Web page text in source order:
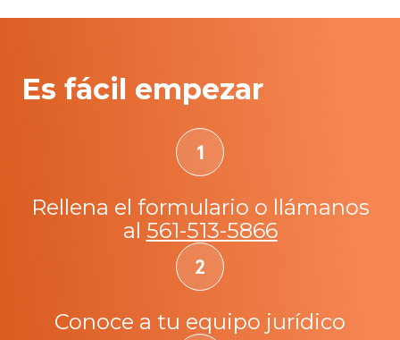
Es fácil empezar
Rellena el formulario o llámanos
al 561-513-5866
Conoce a tu equipo jurídico